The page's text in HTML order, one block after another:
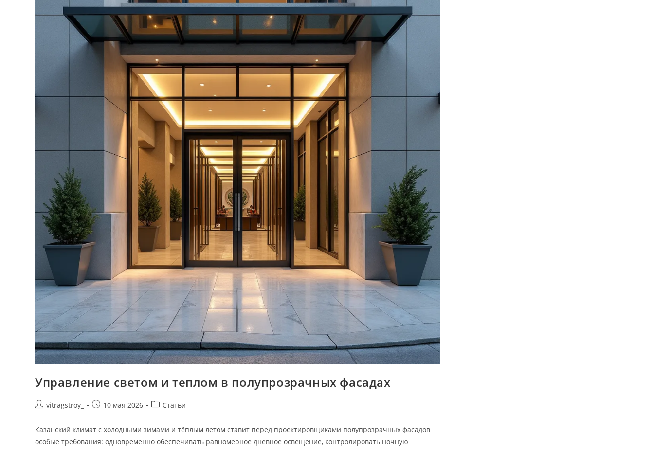
Управление светом и теплом в полупрозрачных фасадах
Авторvitragstroy_
Запись10 мая 2026
Рубрика
Статьи
Казанский климат с холодными зимами и тёплым летом ставит перед проектировщиками полупрозрачных фасадов
особые требования: одновременно обеспечивать равномерное дневное освещение, контролировать ночную